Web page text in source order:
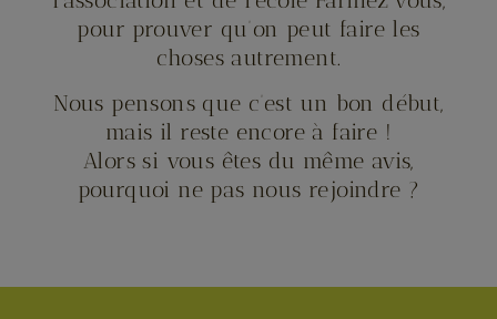
pour prouver qu’on peut faire les
choses autrement.
Nous pensons que c’est un bon début,
mais il reste encore à faire !
Alors si vous êtes du même avis,
pourquoi ne pas nous rejoindre ?